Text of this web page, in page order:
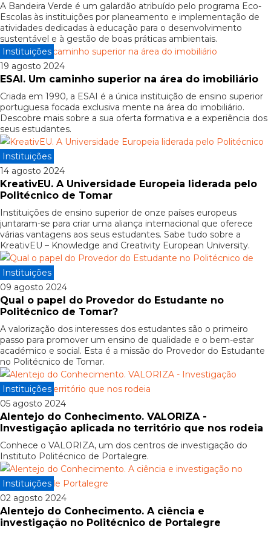
A Bandeira Verde é um galardão atribuído pelo programa Eco-
Escolas às instituições por planeamento e implementação de
atividades dedicadas à educação para o desenvolvimento
sustentável e à gestão de boas práticas ambientais.
Instituições
19 agosto 2024
ESAI. Um caminho superior na área do imobiliário
Criada em 1990, a ESAI é a única instituição de ensino superior
portuguesa focada exclusiva mente na área do imobiliário.
Descobre mais sobre a sua oferta formativa e a experiência dos
seus estudantes.
Instituições
14 agosto 2024
KreativEU. A Universidade Europeia liderada pelo
Politécnico de Tomar
Instituições de ensino superior de onze países europeus
juntaram-se para criar uma aliança internacional que oferece
várias vantagens aos seus estudantes. Sabe tudo sobre a
KreativEU – Knowledge and Creativity European University.
Instituições
09 agosto 2024
Qual o papel do Provedor do Estudante no
Politécnico de Tomar?
A valorização dos interesses dos estudantes são o primeiro
passo para promover um ensino de qualidade e o bem-estar
académico e social. Esta é a missão do Provedor do Estudante
no Politécnico de Tomar.
Instituições
05 agosto 2024
Alentejo do Conhecimento. VALORIZA -
Investigação aplicada no território que nos rodeia
Conhece o VALORIZA, um dos centros de investigação do
Instituto Politécnico de Portalegre.
Instituições
02 agosto 2024
Alentejo do Conhecimento. A ciência e
investigação no Politécnico de Portalegre